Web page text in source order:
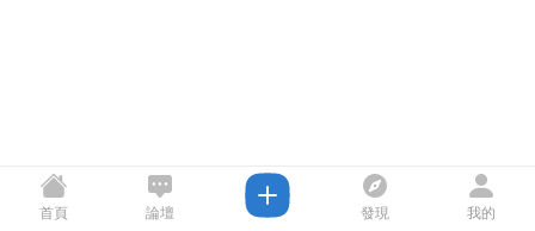
首頁 論壇 發現 我的